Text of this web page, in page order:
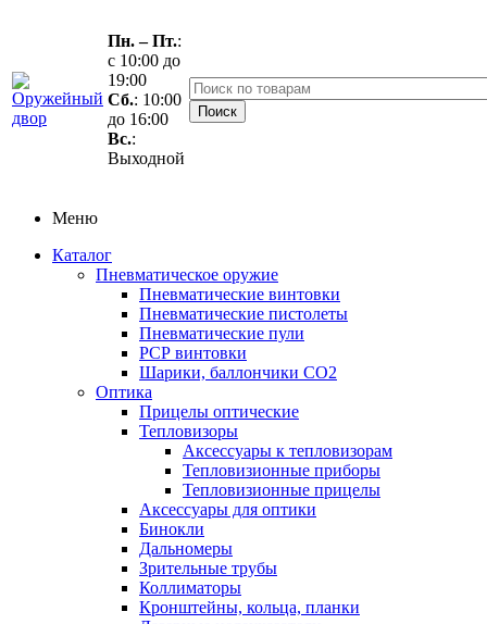
Пн. – Пт.:
с 10:00 до
19:00
Сб.: 10:00
до 16:00
Вс.:
Выходной
Меню
Каталог
Пневматическое оружие
Пневматические винтовки
Пневматические пистолеты
Пневматические пули
РСР винтовки
Шарики, баллончики СО2
Оптика
Прицелы оптические
Тепловизоры
Аксессуары к тепловизорам
Тепловизионные приборы
Тепловизионные прицелы
Аксессуары для оптики
Бинокли
Дальномеры
Зрительные трубы
Коллиматоры
Кронштейны, кольца, планки